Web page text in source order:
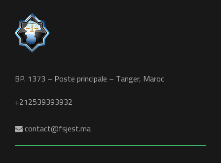
BP. 1373 – Poste principale – Tanger, Maroc
+212539393932
contact@fsjest.ma